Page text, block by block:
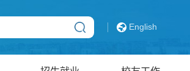
English